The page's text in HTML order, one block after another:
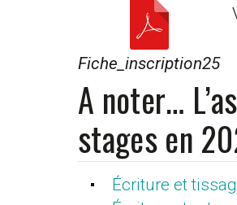
Fiche_inscription25
A noter…
stages en
Écriture et